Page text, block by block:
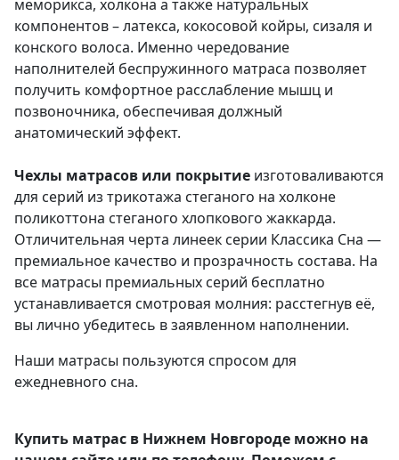
меморикса, холкона а также натуральных
компонентов – латекса, кокосовой койры, сизаля и
конского волоса. Именно чередование
наполнителей беспружинного матраса позволяет
получить комфортное расслабление мышц и
позвоночника, обеспечивая должный
анатомический эффект.
Чехлы матрасов или покрытие изготоваливаются
для серий из трикотажа стеганого на холконе
поликоттона стеганого хлопкового жаккарда.
Отличительная черта линеек серии Классика Сна —
премиальное качество и прозрачность состава. На
все матрасы премиальных серий бесплатно
устанавливается смотровая молния: расстегнув её,
вы лично убедитесь в заявленном наполнении.
Наши матрасы пользуются спросом для
ежедневного сна.
Купить матрас в Нижнем Новгороде можно на